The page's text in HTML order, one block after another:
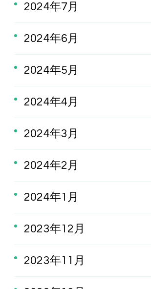
2024年7月
2024年6月
2024年5月
2024年4月
2024年3月
2024年2月
2024年1月
2023年12月
2023年11月